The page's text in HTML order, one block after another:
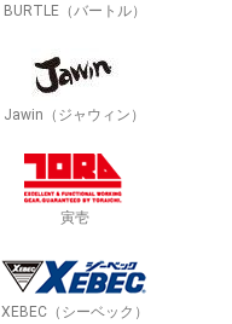
BURTLE（バートル）
Jawin（ジャウィン）
寅壱
XEBEC（シーベック）